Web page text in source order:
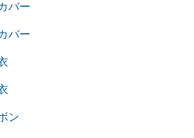
バー
バー
ン